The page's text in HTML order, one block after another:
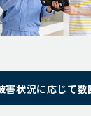
害状況に応じて数